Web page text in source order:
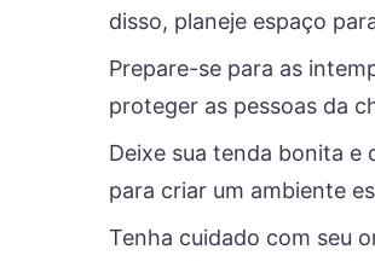
disso, planeje espaço
Prepare-se para as
proteger as pessoas da
Deixe sua tenda bonita e
para criar um ambiente
Tenha cuidado com seu